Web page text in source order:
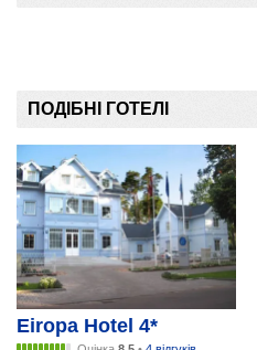
ПОДІБНІ ГОТЕЛІ
Eiropa Hotel 4*